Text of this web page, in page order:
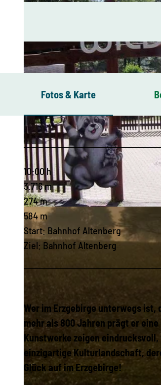
© Wildpark Osterzgebirge
Fotos & Karte
10:00 h
3.716 m
274 m
584 m
Start: Bahnhof Altenberg
Ziel: Bahnhof Altenberg
Wer im Erzgebirge unterwegs
mehr als 800 Jahren prägt er
Kunstwerke zeigen
einzigartige Kulturlandschaft,
Glück auf im Erzgebirge!